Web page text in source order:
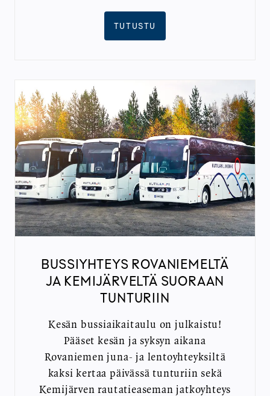
TUTUSTU
BUSSIYHTEYS ROVANIEMELTÄ
JA KEMIJÄRVELTÄ SUORAAN
TUNTURIIN
Kesän bussiaikaitaulu on julkaistu!
Pääset kesän ja syksyn aikana
Rovaniemen juna- ja lentoyhteyksiltä
kaksi kertaa päivässä tunturiin sekä
Kemijärven rautatieaseman jatkoyhteys